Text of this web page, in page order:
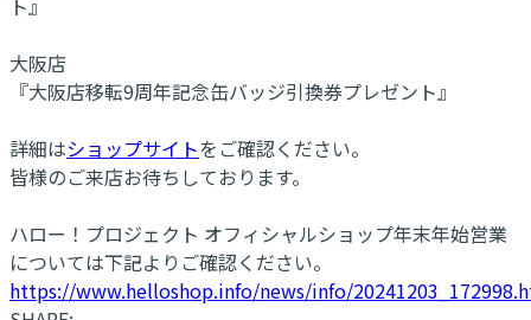
ト』
大阪店
『大阪店移転9周年記念缶バッジ引換券プレゼント』
詳細はショップサイトをご確認ください。
皆様のご来店お待ちしております。
ハロー！プロジェクト オフィシャルショップ年末年始営業
については下記よりご確認ください。
https://www.helloshop.info/news/info/